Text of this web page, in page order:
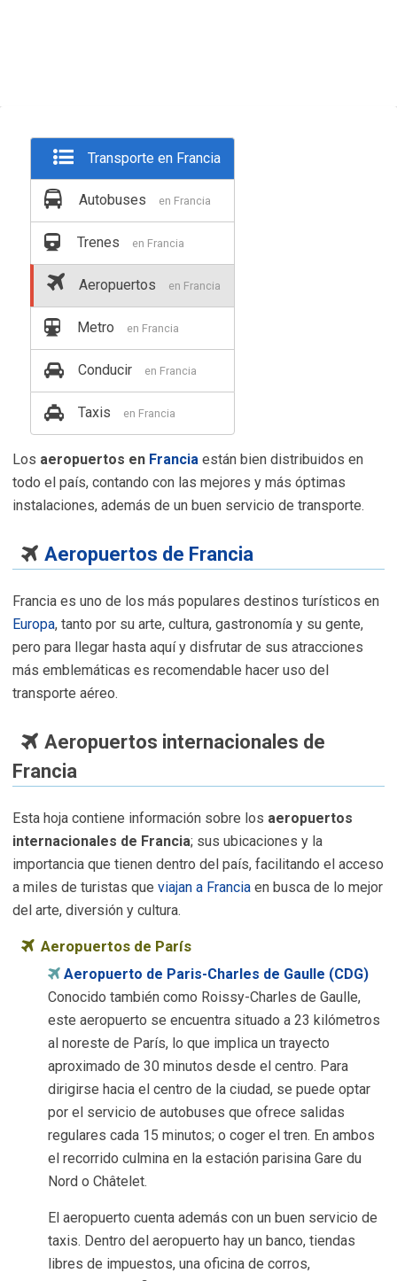
Transporte en Francia
Autobuses en Francia
Trenes en Francia
Aeropuertos en Francia
Metro en Francia
Conducir en Francia
Taxis en Francia
Los aeropuertos en Francia están bien distribuidos en
todo el país, contando con las mejores y más óptimas
instalaciones, además de un buen servicio de transporte.
Aeropuertos de Francia
Francia es uno de los más populares destinos turísticos en
Europa, tanto por su arte, cultura, gastronomía y su gente,
pero para llegar hasta aquí y disfrutar de sus atracciones
más emblemáticas es recomendable hacer uso del
transporte aéreo.
Aeropuertos internacionales de
Francia
Esta hoja contiene información sobre los aeropuertos
internacionales de Francia; sus ubicaciones y la
importancia que tienen dentro del país, facilitando el acceso
a miles de turistas que viajan a Francia en busca de lo mejor
del arte, diversión y cultura.
Aeropuertos de París
Aeropuerto de Paris-Charles de Gaulle (CDG)
Conocido también como Roissy-Charles de Gaulle,
este aeropuerto se encuentra situado a 23 kilómetros
al noreste de París, lo que implica un trayecto
aproximado de 30 minutos desde el centro. Para
dirigirse hacia el centro de la ciudad, se puede optar
por el servicio de autobuses que ofrece salidas
regulares cada 15 minutos; o coger el tren. En ambos
el recorrido culmina en la estación parisina Gare du
Nord o Châtelet.
El aeropuerto cuenta además con un buen servicio de
taxis. Dentro del aeropuerto hay un banco, tiendas
libres de impuestos, una oficina de corros,